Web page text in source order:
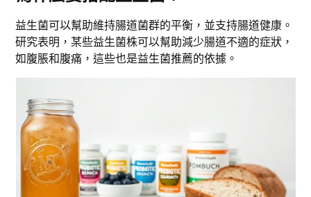
益生菌可以幫助維持腸道菌群的平衡，並支持腸道健康。
研究表明，某些益生菌株可以幫助減少腸道不適的症狀，
如腹脹和腹痛，這些也是益生菌推薦的依據。